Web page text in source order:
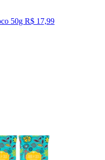
50g R$ 17,99